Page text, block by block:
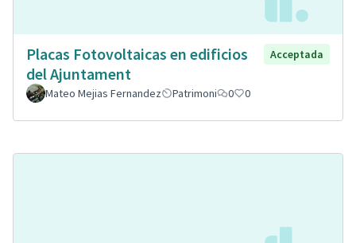
Placas Fotovoltaicas en edificios
del Ajuntament
Acceptada
Mateo Mejias Fernandez Patrimoni 0 0